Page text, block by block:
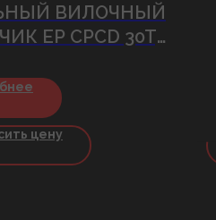
ВИЛОЧНЫЙ
EP CPCD 30T3
цену